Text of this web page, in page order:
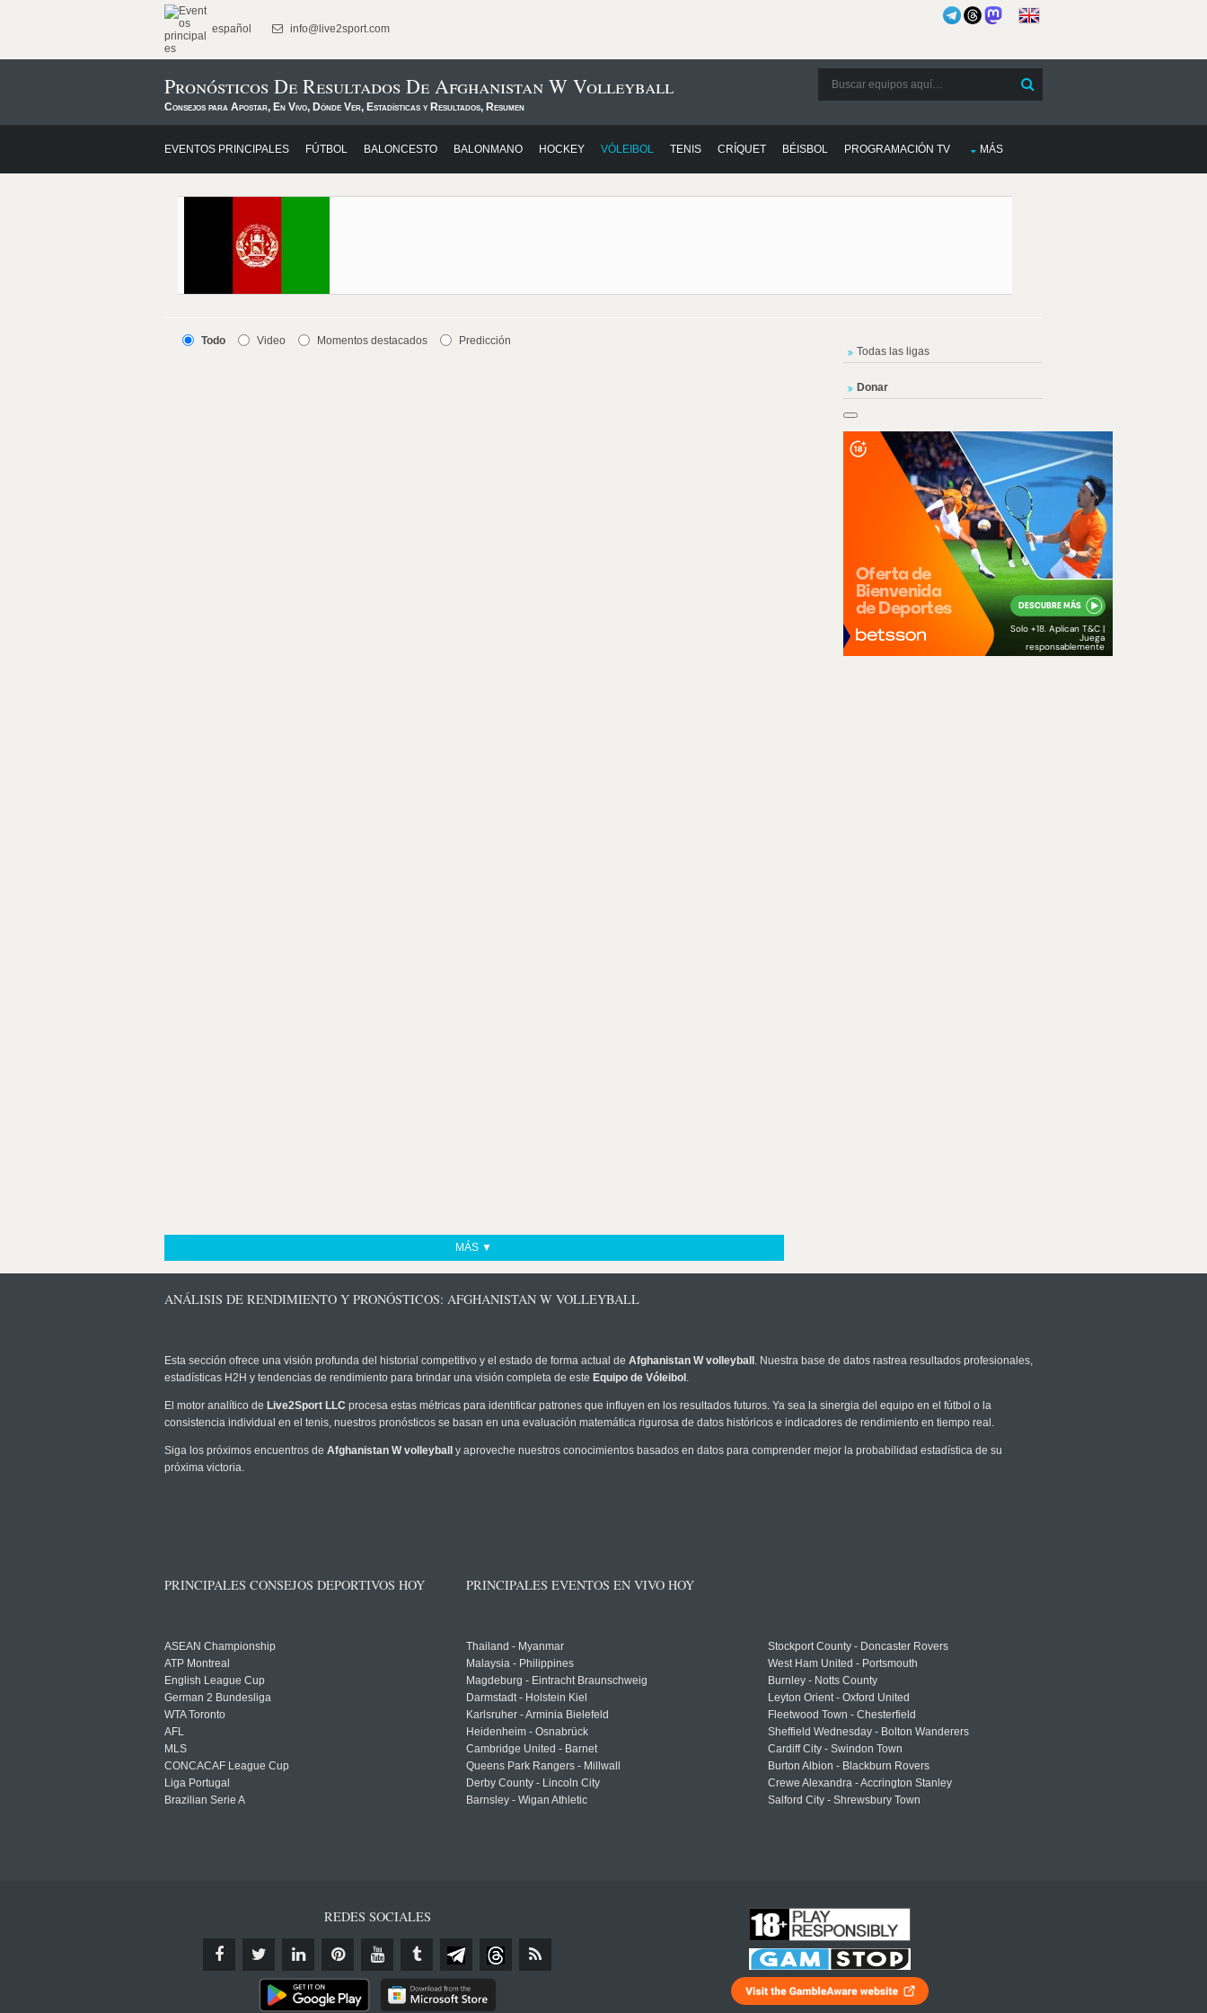
español info@live2sport.com
Pronósticos De Resultados De Afghanistan W Volleyball
Consejos para Apostar, En Vivo, Dónde Ver, Estadísticas y Resultados, Resumen
EVENTOS PRINCIPALES FÚTBOL BALONCESTO BALONMANO HOCKEY VÓLEIBOL TENIS CRÍQUET BÉISBOL PROGRAMACIÓN TV MÁS
Todo Video Momentos destacados Predicción
MÁS ▼
Todas las ligas
Donar
ANÁLISIS DE RENDIMIENTO Y PRONÓSTICOS: AFGHANISTAN W VOLLEYBALL
Esta sección ofrece una visión profunda del historial competitivo y el estado de forma actual de Afghanistan W volleyball . Nuestra base de datos rastrea resultados profesionales,
estadísticas H2H y tendencias de rendimiento para brindar una visión completa de este Equipo de Vóleibol .
El motor analítico de Live2Sport LLC procesa estas métricas para identificar patrones que influyen en los resultados futuros. Ya sea la sinergia del equipo en el fútbol o la
consistencia individual en el tenis, nuestros pronósticos se basan en una evaluación matemática rigurosa de datos históricos e indicadores de rendimiento en tiempo real.
Siga los próximos encuentros de Afghanistan W volleyball
y aproveche nuestros conocimientos basados en datos para comprender mejor la probabilidad estadística de su
próxima victoria.
PRINCIPALES CONSEJOS DEPORTIVOS HOY
ASEAN Championship
ATP Montreal
English League Cup
German 2 Bundesliga
WTA Toronto
AFL
MLS
CONCACAF League Cup
Liga Portugal
Brazilian Serie A
PRINCIPALES EVENTOS EN VIVO HOY
Thailand - Myanmar
Malaysia - Philippines
Magdeburg - Eintracht Braunschweig
Darmstadt - Holstein Kiel
Karlsruher - Arminia Bielefeld
Heidenheim - Osnabrück
Cambridge United - Barnet
Queens Park Rangers - Millwall
Derby County - Lincoln City
Barnsley - Wigan Athletic
Stockport County - Doncaster Rovers
West Ham United - Portsmouth
Burnley - Notts County
Leyton Orient - Oxford United
Fleetwood Town - Chesterfield
Sheffield Wednesday - Bolton Wanderers
Cardiff City - Swindon Town
Burton Albion - Blackburn Rovers
Crewe Alexandra - Accrington Stanley
Salford City - Shrewsbury Town
REDES SOCIALES